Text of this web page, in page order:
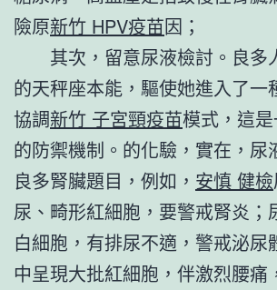
險原新竹 HPV疫苗因；
其次，留意尿液檢討。良多
的天秤座本能，驅使她進入了一
協調新竹 子宮頸疫苗模式，這
的防禦機制。的化驗，實在，尿
良多腎臟題目，例如， 安慎 健檢
尿、畸形紅細胞，要警戒腎炎；
白細胞，有排尿不適，警戒泌尿
中呈現大批紅細胞，伴激烈腰痛